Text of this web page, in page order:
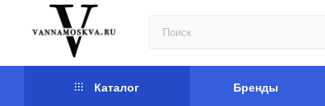
Каталог Бренды